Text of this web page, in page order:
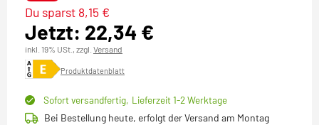
Jetzt: 22,34 €
Du sparst 8,15 €
inkl. 19% USt., zzgl. Versand
Produktdatenblatt
Sofort versandfertig, Lieferzeit 1-2 Werktage
Bei Bestellung heute, erfolgt der Versand am Montag